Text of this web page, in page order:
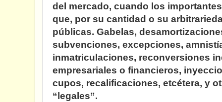
del mercado, cuando los
que, por su cantidad o su
públicas. Gabelas,
subvenciones, excepciones,
inmatriculaciones, reconversiones
empresariales o financieros,
cupos, recalificaciones, etcétera, y
“legales”.